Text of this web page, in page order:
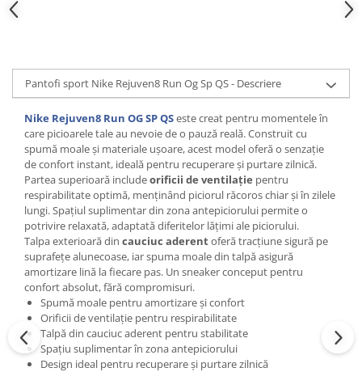
Pantofi sport Nike Rejuven8 Run Og Sp QS - Descriere
Nike Rejuven8 Run OG SP QSeste creat pentru momentele în
care picioarele tale au nevoie de o pauză reală. Construit cu
spumă moale și materiale ușoare, acest model oferă o senzație
de confort instant, ideală pentru recuperare și purtare zilnică.
Partea superioară includeorificii de ventilație pentru
respirabilitate optimă, menținând piciorul răcoros chiar și în zilele
lungi. Spațiul suplimentar din zona antepiciorului permite o
potrivire relaxată, adaptată diferitelor lățimi ale piciorului.
Talpa exterioară din cauciuc aderentoferă tracțiune sigură pe
suprafețe alunecoase, iar spuma moale din talpă asigură
amortizare lină la fiecare pas. Un sneaker conceput pentru
confort absolut, fără compromisuri.
Spumă moale pentru amortizare și confort
Orificii de ventilație pentru respirabilitate
Talpă din cauciuc aderent pentru stabilitate
Spațiu suplimentar în zona antepiciorului
Design ideal pentru recuperare și purtare zilnică